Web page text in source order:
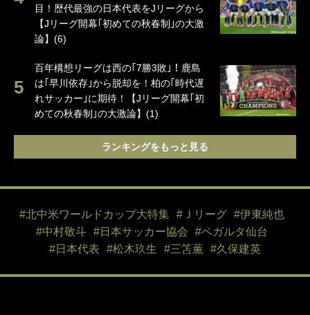
目！歴代最強の日本代表をJリーグから
【Jリーグ開幕｢初めての秋春制｣の大激
論】(6)
百年構想リーグは西の｢7勝3敗｣！鹿島
は｢早川依存｣から脱却を！柏の｢時代遅
れサッカー｣に期待！【Jリーグ開幕｢初
めての秋春制｣の大激論】(1)
ランキングをもっと見る
#北中米ワールドカップ大特集 #Ｊリーグ
#伊東純也
#中村敬斗
#日本サッカー協会
#ベガルタ仙台
#日本代表
#松木玖生 #三笘薫 #久保建英